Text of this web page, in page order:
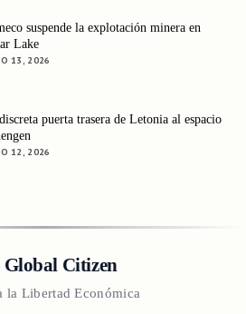
suspende la explotación minera en
Lake
13, 2026
puerta trasera de Letonia al espacio
12, 2026
Global Citizen
la Libertad Económica